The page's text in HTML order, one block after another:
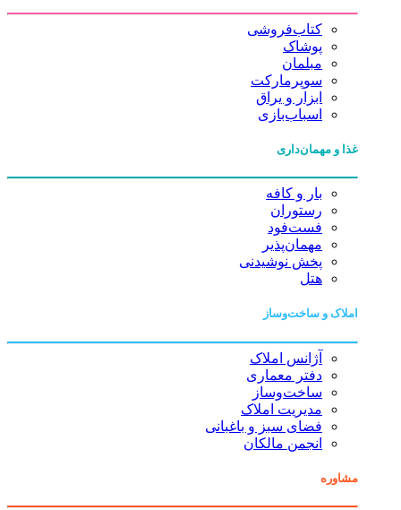
کتاب‌فروشی
پوشاک
مبلمان
سوپرمارکت
ابزار و یراق
اسباب‌بازی
غذا و مهمان‌داری
بار و کافه
رستوران
فست‌فود
مهمان‌پذیر
پخش نوشیدنی
هتل
املاک و ساخت‌وساز
آژانس املاک
دفتر معماری
ساخت‌وساز
مدیریت املاک
فضای سبز و باغبانی
انجمن مالکان
مشاوره